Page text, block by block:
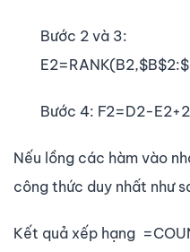
Bước 2 và 3:
Bước 4: F2=D2-E2+2
Nếu lồng các hàm vào
công thức duy nhất như
Kết quả xếp hạng